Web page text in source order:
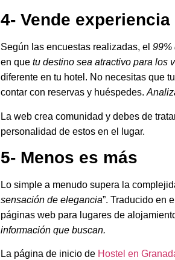
4- Vende
Según las encuestas realizadas, el 99%
en que tu destino sea atractivo para los
diferente en tu hotel. No necesitas que
contar con reservas y huéspedes.
La web crea comunidad y debes de
personalidad de estos en el lugar.
5- Menos es más
Lo simple a menudo supera la
sensación de elegancia”. Traducido en
páginas web para lugares de
información que buscan.
La página de inicio de Hostel en